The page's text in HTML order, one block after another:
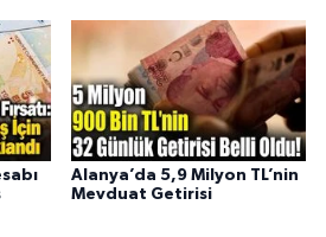
Alanya’da 5,9 Milyon TL’nin
Mevduat Getirisi